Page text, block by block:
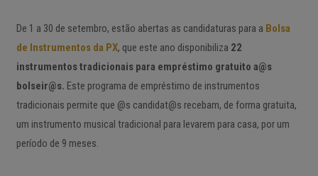
De 1 a 30 de setembro, estão abertas as candidaturas para a Bolsa
de Instrumentos da PX, que este ano disponibiliza 22
instrumentos tradicionais para empréstimo gratuito a@s
bolseir@s. Este programa de empréstimo de instrumentos
tradicionais permite que @s candidat@s recebam, de forma gratuita,
um instrumento musical tradicional para levarem para casa, por um
período de 9 meses.